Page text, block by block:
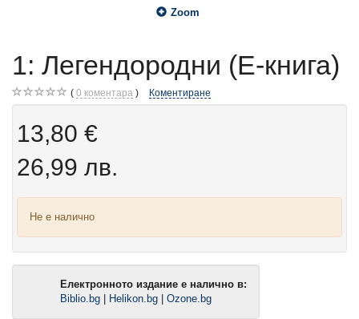
Zoom
1: Легендородни (Е-книга)
0 коментара Коментиране
13,80 €
26,99 лв.
Не е налично
Електронното издание е налично в:
Biblio.bg
Helikon.bg Ozone.bg